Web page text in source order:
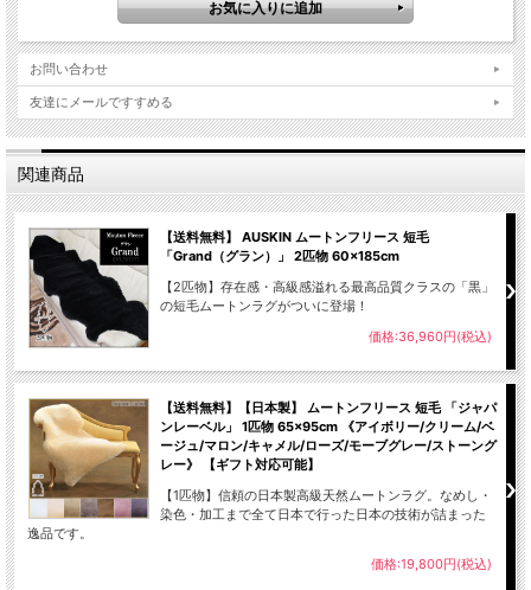
お問い合わせ
友達にメールですすめる
関連商品
【送料無料】 AUSKIN ムートンフリース 短毛
「Grand（グラン）」 2匹物 60×185cm
【2匹物】存在感・高級感溢れる最高品質クラスの「黒」
の短毛ムートンラグがついに登場！
価格:36,960円(税込)
【送料無料】【日本製】 ムートンフリース 短毛 「ジャパ
ンレーベル」 1匹物 65×95cm 《アイボリー/クリーム/ベ
ージュ/マロン/キャメル/ローズ/モーブグレー/ストーング
レー》 【ギフト対応可能】
【1匹物】信頼の日本製高級天然ムートンラグ。なめし・
染色・加工まで全て日本で行った日本の技術が詰まった
逸品です。
価格:19,800円(税込)